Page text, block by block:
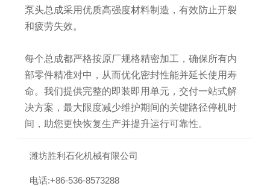
泵头总成采用优质高强度材料制造，有效防止开裂
和疲劳失效。
每个总成都严格按原厂规格精密加工，确保所有内
部零件精准对中，从而优化密封性能并延长使用寿
命。我们提供完整的即装即用单元，交付一站式解
决方案，最大限度减少维护期间的关键路径停机时
间，助您更快恢复生产并提升运行可靠性。
潍坊胜利石化机械有限公司
电话:+86-536-8573288